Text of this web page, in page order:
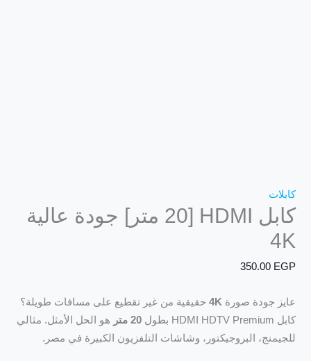
كابلات
كابل HDMI [20 متر] جودة عالية
4K
350.00 EGP
عايز جودة صورة4K حقيقية من غير تقطيع على مسافات طويلة؟
كابل HDMI HDTV Premium بطول
20 متر
هو الحل الأمثل. مثالي
للجيمنج، البروجيكتور، وشاشات التلفزيون الكبيرة في مصر.